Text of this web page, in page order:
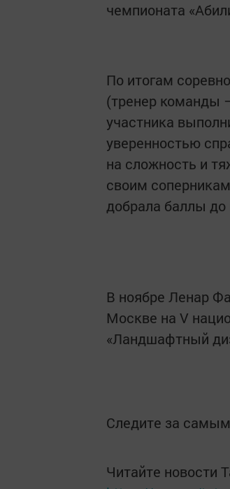
чемпионата
По итогам
(тренер команды
участника
уверенностью
на сложность и
своим
добрала баллы до
В ноябре Ленар
Москве на V
«Ландшафтный
Следите за
Читайте новости